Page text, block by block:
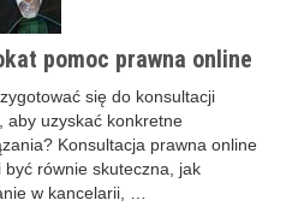
pomoc prawna online
się do konsultacji
aby uzyskać konkretne
Konsultacja prawna online
być równie skuteczna, jak
w kancelarii, …